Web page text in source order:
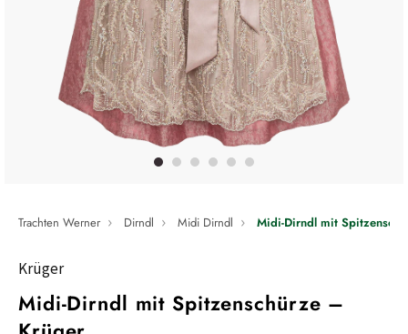
Trachten Werner Dirndl Midi Dirndl Midi-Dirndl mit
Krüger
Midi-Dirndl mit Spitzenschürze –